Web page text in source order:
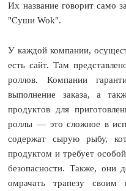
Их название говорит само
"Суши Wok".
У каждой компании,
есть сайт. Там
роллов. Компании
выполнение заказа, а
продуктов для
роллы — это сложное в
содержат сырую рыбу,
продуктом и требует
безопасности. Также, они
омрачать трапезу